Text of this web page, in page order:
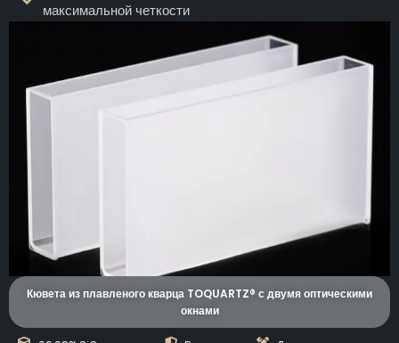
максимальной четкости
Кювета из плавленого кварца TOQUARTZ® с двумя оптическими
окнами